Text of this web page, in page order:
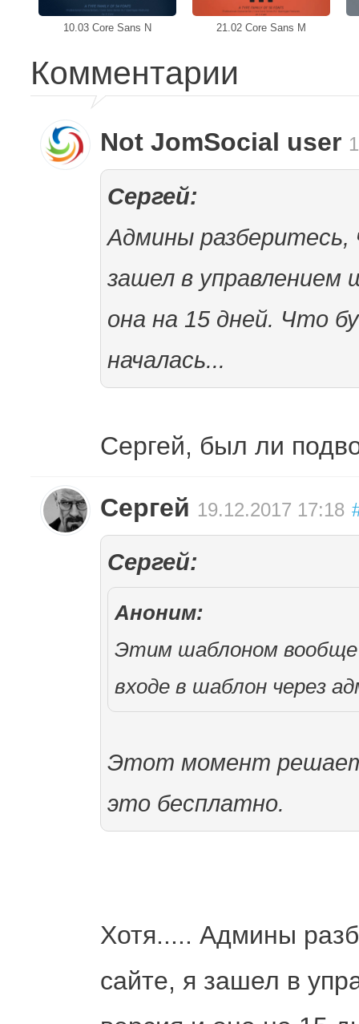
10.03 Core Sans N 21.02 Core Sans M
Комментарии
Not JomSocial user
Сергей:
Админы разберитесь,
зашел в управлением
она на 15 дней. Что
началась...
Сергей, был ли
Сергей 19.12.2017 17:18
Сергей:
Аноним:
Этим шаблоном вообще
входе в шаблон через
Этот момент
это бесплатно.
Хотя..... Админы
сайте, я зашел в